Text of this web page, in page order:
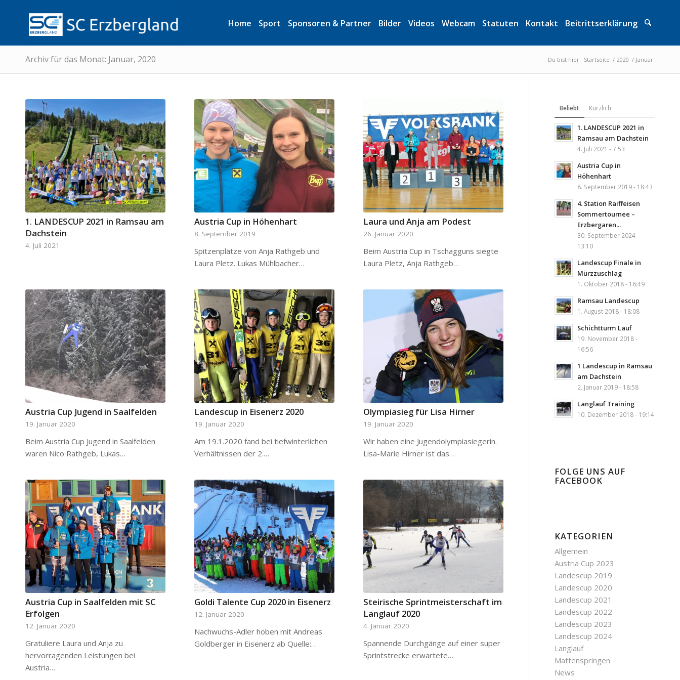
Home Sport Sponsoren & Partner Bilder Videos Webcam Statuten Kontakt Beitrittserklärung
Archiv für das Monat: Januar, 2020 Du bist hier: Startseite / 2020 / Januar
1. LANDESCUP 2021 in Ramsau am
Dachstein
4. Juli 2021
Austria Cup in Höhenhart
8. September 2019
Spitzenplätze von Anja Rathgeb und
Laura Pletz. Lukas Mühlbacher…
Laura und Anja am Podest
26. Januar 2020
Beim Austria Cup in Tschagguns siegte
Laura Pletz, Anja Rathgeb…
Austria Cup Jugend in Saalfelden
19. Januar 2020
Beim Austria Cup Jugend in Saalfelden
waren Nico Rathgeb, Lukas…
Landescup in Eisenerz 2020
19. Januar 2020
Am 19.1.2020 fand bei tiefwinterlichen
Verhältnissen der 2.…
Olympiasieg für Lisa Hirner
19. Januar 2020
Wir haben eine Jugendolympiasiegerin.
Lisa-Marie Hirner ist das…
Austria Cup in Saalfelden mit SC
Erfolgen
12. Januar 2020
Gratuliere Laura und Anja zu
hervorragenden Leistungen bei
Austria…
Goldi Talente Cup 2020 in Eisenerz
12. Januar 2020
Nachwuchs-Adler hoben mit Andreas
Goldberger in Eisenerz ab Quelle:…
Steirische Sprintmeisterschaft im
Langlauf 2020
4. Januar 2020
Spannende Durchgänge auf einer super
Sprintstrecke erwartete…
Beliebt Kürzlich
1. LANDESCUP 2021 in
Ramsau am Dachstein
4. Juli 2021 - 7:53
Austria Cup in
Höhenhart
8. September 2019 - 18:43
4. Station Raiffeisen
Sommertournee –
Erzbergaren...
30. September 2024 -
13:10
Landescup Finale in
Mürzzuschlag
1. Oktober 2018 - 16:49
Ramsau Landescup
1. August 2018 - 18:08
Schichtturm Lauf
19. November 2018 -
16:56
1 Landescup in Ramsau
am Dachstein
2. Januar 2019 - 18:58
Langlauf Training
10. Dezember 2018 - 19:14
FOLGE UNS AUF
FACEBOOK
KATEGORIEN
Allgemein
Austria Cup 2023
Landescup 2019
Landescup 2020
Landescup 2021
Landescup 2022
Landescup 2023
Landescup 2024
Langlauf
Mattenspringen
News